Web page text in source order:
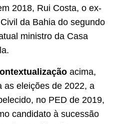
2018, Rui Costa, o ex-
da Bahia do segundo
ministro da Casa
acima,
as eleições de 2022, a
no PED de 2019,
candidato à sucessão